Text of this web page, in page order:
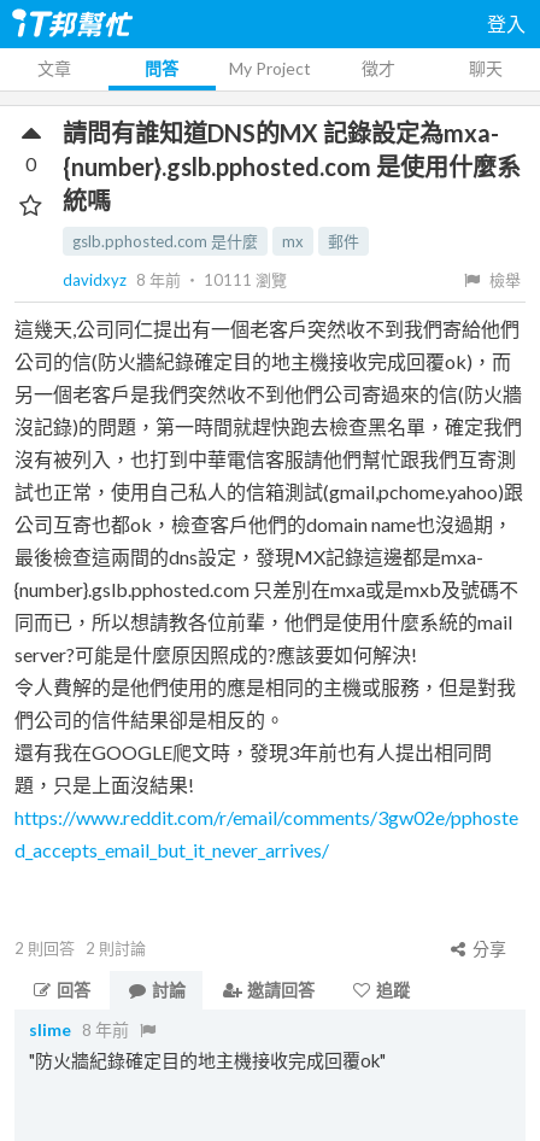
登入
文章 問答 My Project 徵才 聊天
請問有誰知道DNS的MX 記錄設定為mxa-
{number}.gslb.pphosted.com 是使用什麼系
統嗎
gslb.pphosted.com 是什麼 mx
郵件
davidxyz 8 年前 ‧ 10111 瀏覽 檢舉
0
這幾天,公司同仁提出有一個老客戶突然收不到我們寄給他們
公司的信(防火牆紀錄確定目的地主機接收完成回覆ok)，而
另一個老客戶是我們突然收不到他們公司寄過來的信(防火牆
沒記錄)的問題，第一時間就趕快跑去檢查黑名單，確定我們
沒有被列入，也打到中華電信客服請他們幫忙跟我們互寄測
試也正常，使用自己私人的信箱測試(gmail,pchome.yahoo)跟
公司互寄也都ok，檢查客戶他們的domain name也沒過期，
最後檢查這兩間的dns設定，發現MX記錄這邊都是mxa-
{number}.gslb.pphosted.com 只差別在mxa或是mxb及號碼不
同而已，所以想請教各位前輩，他們是使用什麼系統的mail
server?可能是什麼原因照成的?應該要如何解決!
令人費解的是他們使用的應是相同的主機或服務，但是對我
們公司的信件結果卻是相反的。
還有我在GOOGLE爬文時，發現3年前也有人提出相同問
題，只是上面沒結果!
https://www.reddit.com/r/email/comments/3gw02e/pphoste
d_accepts_email_but_it_never_arrives/
2 則回答 2 則討論
分享
回答
討論 邀請回答
追蹤
slime 8 年前
"防火牆紀錄確定目的地主機接收完成回覆ok"